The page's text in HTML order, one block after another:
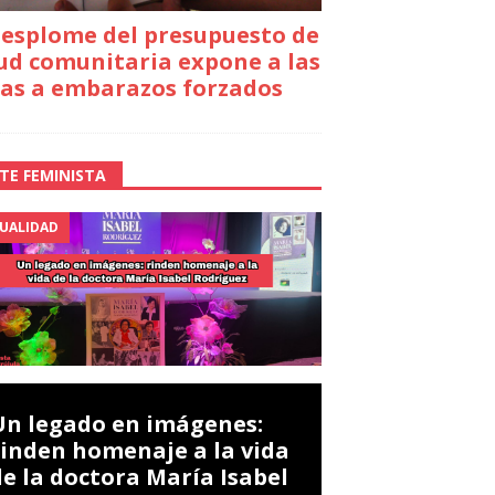
del presupuesto de
comunitaria expone a las
a embarazos forzados
FEMINISTA
legado en imágenes:
homenaje a la vida
la doctora María Isabel